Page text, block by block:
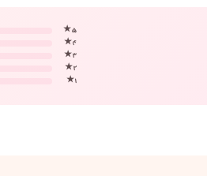
۵ ★
۴ ★
۳ ★
۲ ★
۱ ★